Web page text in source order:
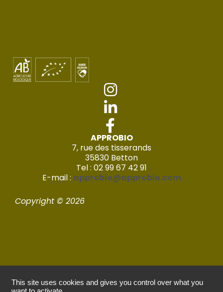
APPROBIO
7, rue des tisserands
35830 Betton
Tel : 02 99 67 42 91
E-mail : approbio@approbio.com
Copyright © 2026
Mentions légales
This site uses cookies and gives you control over what you